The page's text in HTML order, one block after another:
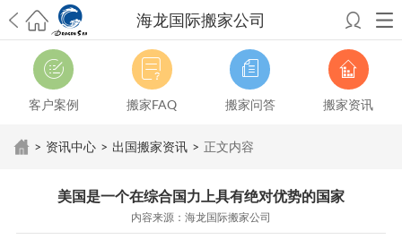
海龙国际搬家公司
希望邮寄国际包裹顺利，从广州市国际快递邮寄到新西兰哪个公司好？
澳洲海运搬家回广州报关清关要怎么做？注意事项有哪些？
青岛市国际
搬家服务到美国，搬家公司有哪些搬家方案？大连市国际搬家服务到中
国台湾是一种怎样的体验？有人分享搬家经历吗？
从长沙市国际快递邮
寄到韩国有哪些国际快递方式？用哪种好？
法有哪些？具体怎么操作？ 国际搬家：家具海运到奥克兰怎么样能省
影响国际搬家吗？上海搬家到新西兰旺格雷有点不一样北京私人物品运
输到澳大利亚，移民如何跨国搬家？上海移民搬家到塞浦路斯，国际搬
客户案例 搬家FAQ 搬家问答 搬家资讯
> 资讯中心 > 出国搬家资讯 > 正文内容
美国是一个在综合国力上具有绝对优势的国家
内容来源：海龙国际搬家公司